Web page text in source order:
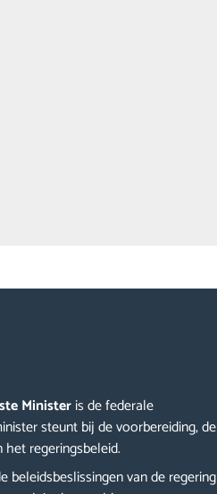
Ministeris de federale
steunt bij de voorbereiding, de
regeringsbeleid.
van de regering